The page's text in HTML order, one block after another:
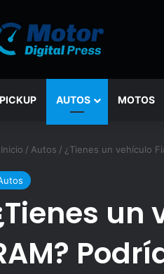
PICKUP AUTOS MOTOS
Inicio / Autos / ¿Tienes un vehículo
un